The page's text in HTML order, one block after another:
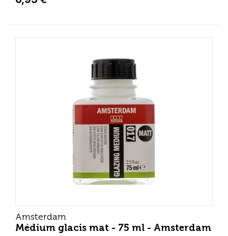
Amsterdam
Médium glacis mat - 75 ml - Amsterdam